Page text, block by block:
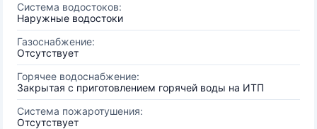
Система водостоков:
Наружные водостоки
Газоснабжение:
Отсутствует
Горячее водоснабжение:
Закрытая с приготовлением горячей воды на ИТП
Система пожаротушения:
Отсутствует